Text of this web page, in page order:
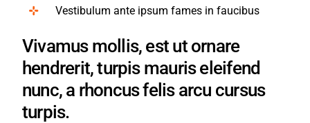
Vestibulum ante ipsum fames in faucibus
Vivamus mollis, est ut ornare
hendrerit, turpis mauris eleifend
nunc, a rhoncus felis arcu cursus
turpis.